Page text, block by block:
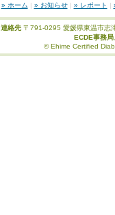
» ホーム | » お知らせ| » レポート |
連絡先 〒791-0295 愛媛県東温市志
ECDE事務
© Ehime Certified